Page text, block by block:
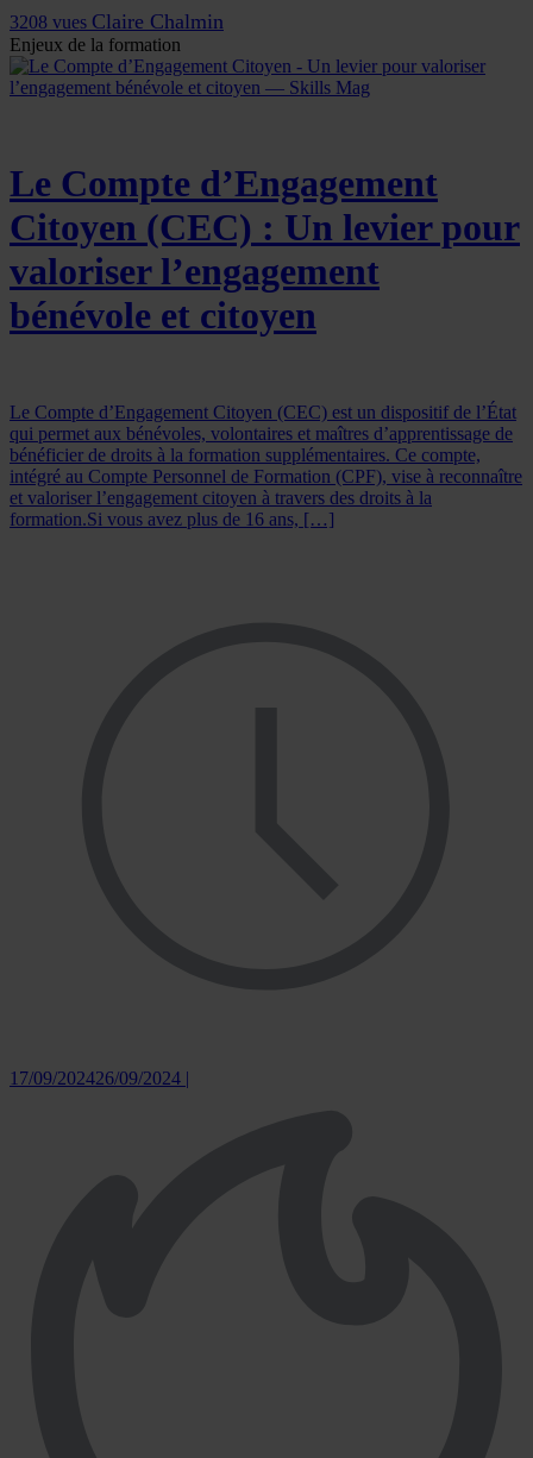
3208 vues Claire Chalmin
Enjeux de la formation
Le Compte d’Engagement
Citoyen (CEC) : Un levier pour
valoriser l’engagement
bénévole et citoyen
Le Compte d’Engagement Citoyen (CEC) est un dispositif de l’État
qui permet aux bénévoles, volontaires et maîtres d’apprentissage de
bénéficier de droits à la formation supplémentaires. Ce compte,
intégré au Compte Personnel de Formation (CPF), vise à reconnaître
et valoriser l’engagement citoyen à travers des droits à la
formation.Si vous avez plus de 16 ans, […]
17/09/202426/09/2024 |